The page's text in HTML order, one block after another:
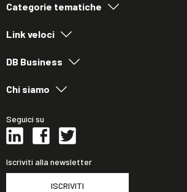
Categorie tematiche
Link veloci
DB Business
Chi siamo
Seguici su
Iscriviti alla newsletter
ISCRIVITI